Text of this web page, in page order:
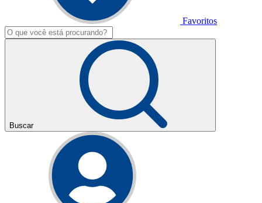
Favoritos
Buscar